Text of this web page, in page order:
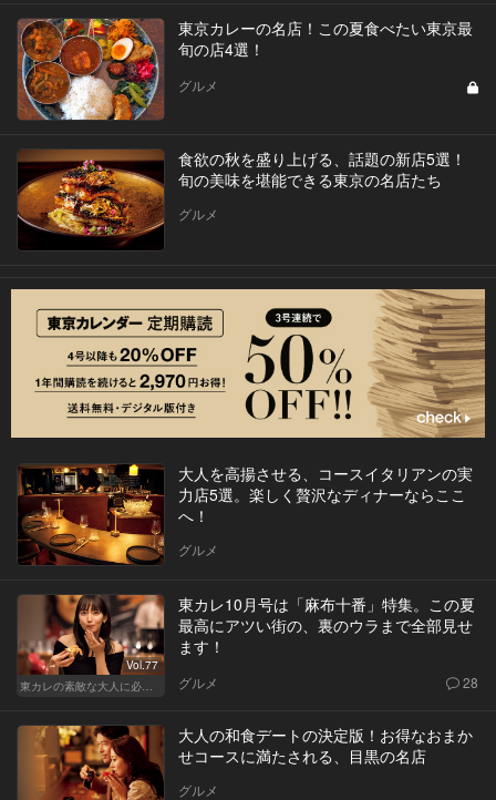
東京カレーの名店！この夏食べたい東京最
旬の店4選！
グルメ
食欲の秋を盛り上げる、話題の新店5選！
旬の美味を堪能できる東京の名店たち
グルメ
大人を高揚させる、コースイタリアンの実
力店5選。楽しく贅沢なディナーならここ
へ！
グルメ
Vol.77
東カレの素敵な大人に必要なこと
東カレ10月号は「麻布十番」特集。この夏
最高にアツい街の、裏のウラまで全部見せ
ます！
グルメ 28
大人の和食デートの決定版！お得なおまか
せコースに満たされる、目黒の名店
グルメ